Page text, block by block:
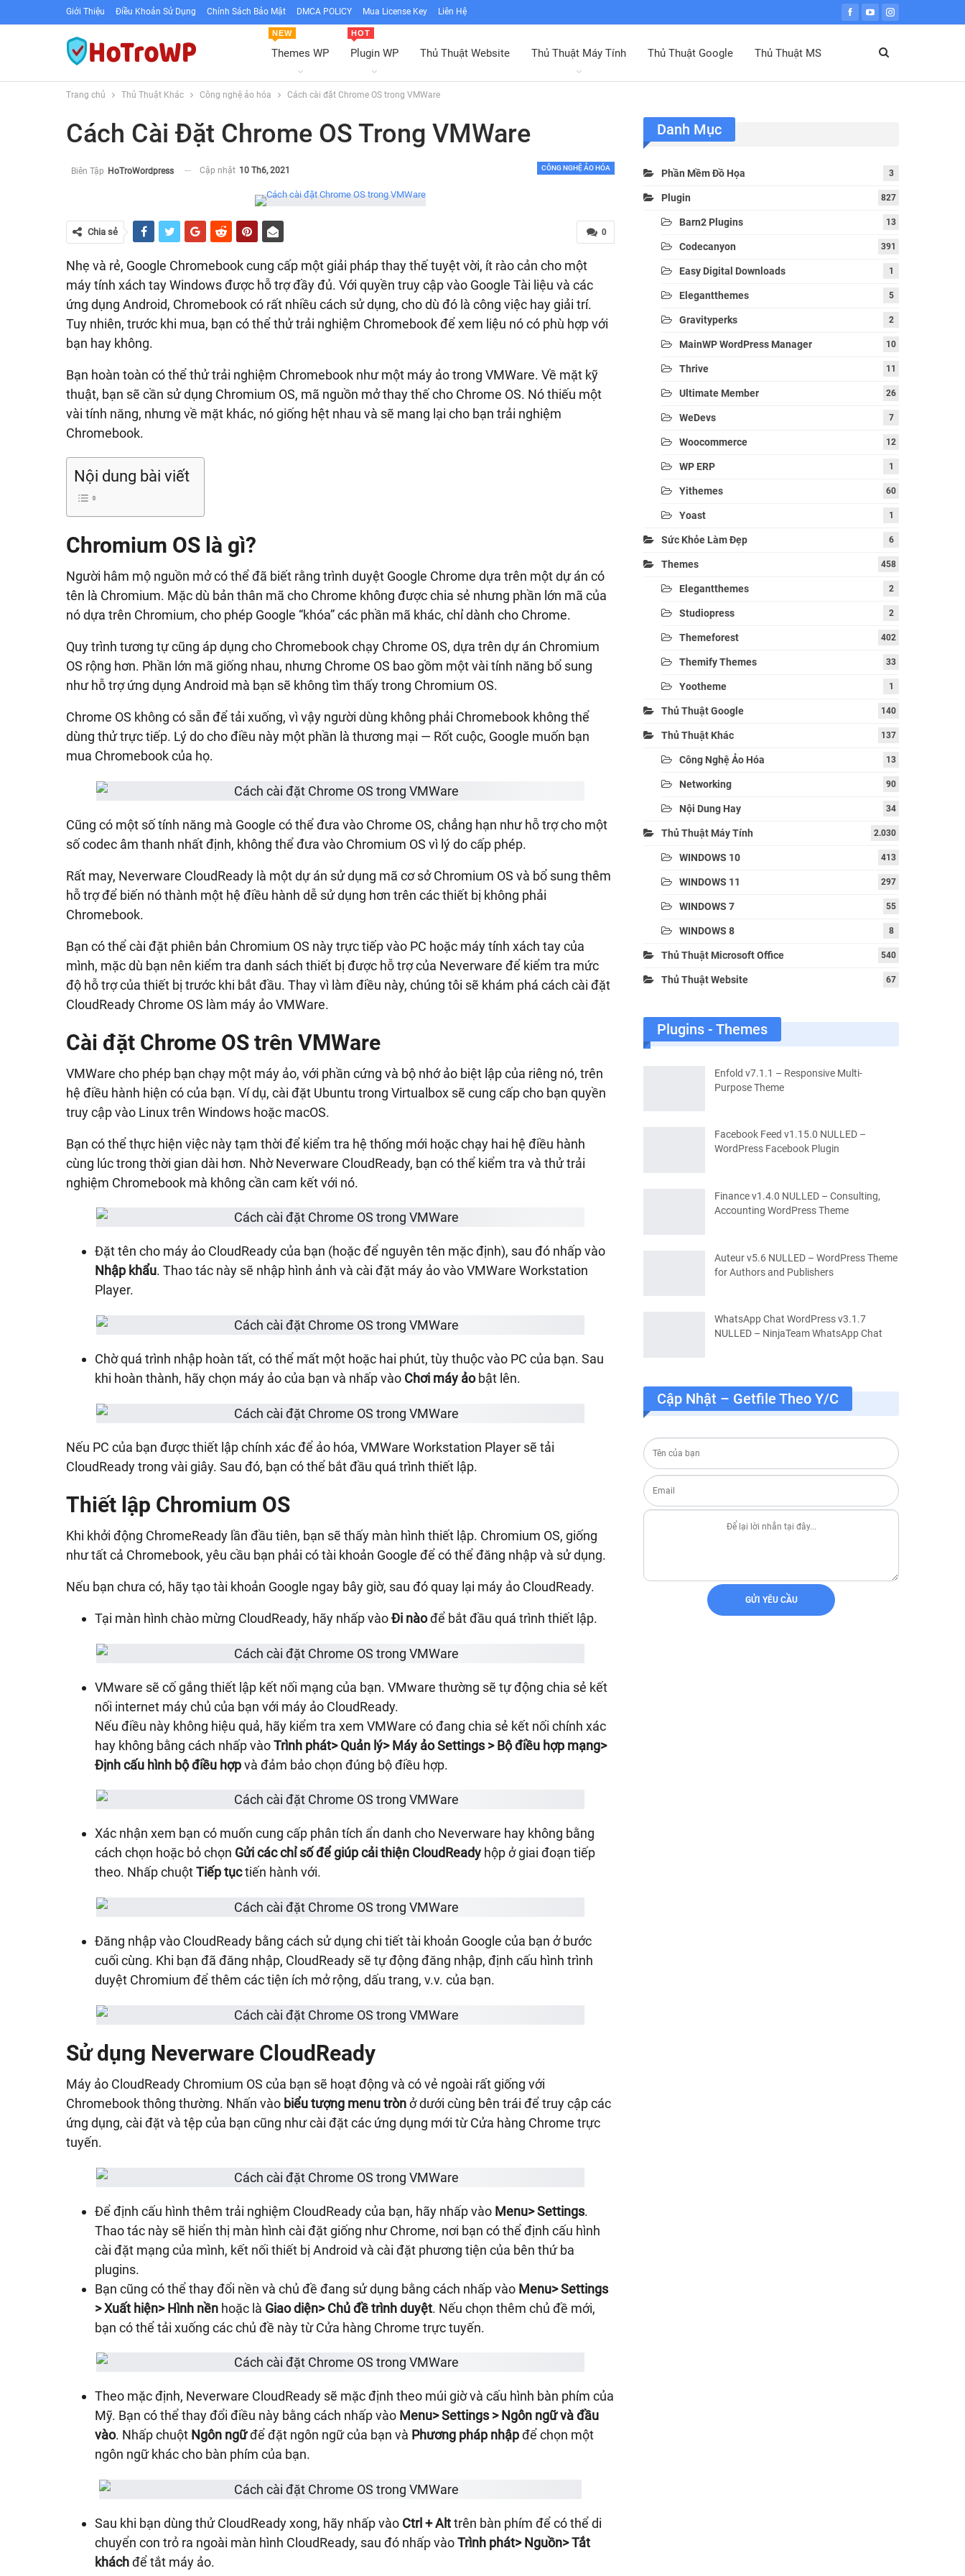
Giới Thiệu Điều Khoản Sử Dụng Chính Sách Bảo Mật DMCA POLICY Mua License Key Liên Hệ
Themes WP
NEW
Plugin WP
HOT
Thủ Thuật Website Thủ Thuật Máy Tính Thủ Thuật Google Thủ Thuật MS
Trang chủ Thủ Thuật Khác Công nghệ ảo hóa Cách cài đặt Chrome OS trong VMWare
Cách Cài Đặt Chrome OS Trong VMWare
CÔNG NGHỆ ẢO HÓA
Biên Tập HoTroWordpress Cập nhật 10 Th6, 2021
0
Chia sẻ
Nhẹ và rẻ, Google Chromebook cung cấp một giải pháp thay thế tuyệt vời, ít rào cản cho một
máy tính xách tay Windows được hỗ trợ đầy đủ. Với quyền truy cập vào Google Tài liệu và các
ứng dụng Android, Chromebook có rất nhiều cách sử dụng, cho dù đó là công việc hay giải trí.
Tuy nhiên, trước khi mua, bạn có thể thử trải nghiệm Chromebook để xem liệu nó có phù hợp với
bạn hay không.
Bạn hoàn toàn có thể thử trải nghiệm Chromebook như một máy ảo trong VMWare. Về mặt kỹ
thuật, bạn sẽ cần sử dụng Chromium OS, mã nguồn mở thay thế cho Chrome OS. Nó thiếu một
vài tính năng, nhưng về mặt khác, nó giống hệt nhau và sẽ mang lại cho bạn trải nghiệm
Chromebook.
Nội dung bài viết
Chromium OS là gì?
Người hâm mộ nguồn mở có thể đã biết rằng trình duyệt Google Chrome dựa trên một dự án có
tên là Chromium. Mặc dù bản thân mã cho Chrome không được chia sẻ nhưng phần lớn mã của
nó dựa trên Chromium, cho phép Google “khóa” các phần mã khác, chỉ dành cho Chrome.
Quy trình tương tự cũng áp dụng cho Chromebook chạy Chrome OS, dựa trên dự án Chromium
OS rộng hơn. Phần lớn mã giống nhau, nhưng Chrome OS bao gồm một vài tính năng bổ sung
như hỗ trợ ứng dụng Android mà bạn sẽ không tìm thấy trong Chromium OS.
Chrome OS không có sẵn để tải xuống, vì vậy người dùng không phải Chromebook không thể
dùng thử trực tiếp. Lý do cho điều này một phần là thương mại — Rốt cuộc, Google muốn bạn
mua Chromebook của họ.
Cũng có một số tính năng mà Google có thể đưa vào Chrome OS, chẳng hạn như hỗ trợ cho một
số codec âm thanh nhất định, không thể đưa vào Chromium OS vì lý do cấp phép.
Rất may, Neverware CloudReady là một dự án sử dụng mã cơ sở Chromium OS và bổ sung thêm
hỗ trợ để biến nó thành một hệ điều hành dễ sử dụng hơn trên các thiết bị không phải
Chromebook.
Bạn có thể cài đặt phiên bản Chromium OS này trực tiếp vào PC hoặc máy tính xách tay của
mình, mặc dù bạn nên kiểm tra danh sách thiết bị được hỗ trợ của Neverware để kiểm tra mức
độ hỗ trợ của thiết bị trước khi bắt đầu. Thay vì làm điều này, chúng tôi sẽ khám phá cách cài đặt
CloudReady Chrome OS làm máy ảo VMWare.
Cài đặt Chrome OS trên VMWare
VMWare cho phép bạn chạy một máy ảo, với phần cứng và bộ nhớ ảo biệt lập của riêng nó, trên
hệ điều hành hiện có của bạn. Ví dụ, cài đặt Ubuntu trong Virtualbox sẽ cung cấp cho bạn quyền
truy cập vào Linux trên Windows hoặc macOS.
Bạn có thể thực hiện việc này tạm thời để kiểm tra hệ thống mới hoặc chạy hai hệ điều hành
cùng lúc trong thời gian dài hơn. Nhờ Neverware CloudReady, bạn có thể kiểm tra và thử trải
nghiệm Chromebook mà không cần cam kết với nó.
Đặt tên cho máy ảo CloudReady của bạn (hoặc để nguyên tên mặc định), sau đó nhấp vào
Nhập khẩu. Thao tác này sẽ nhập hình ảnh và cài đặt máy ảo vào VMWare Workstation
Player.
Chờ quá trình nhập hoàn tất, có thể mất một hoặc hai phút, tùy thuộc vào PC của bạn. Sau
khi hoàn thành, hãy chọn máy ảo của bạn và nhấp vào Chơi máy ảobật lên.
Nếu PC của bạn được thiết lập chính xác để ảo hóa, VMWare Workstation Player sẽ tải
CloudReady trong vài giây. Sau đó, bạn có thể bắt đầu quá trình thiết lập.
Thiết lập Chromium OS
Khi khởi động ChromeReady lần đầu tiên, bạn sẽ thấy màn hình thiết lập. Chromium OS, giống
như tất cả Chromebook, yêu cầu bạn phải có tài khoản Google để có thể đăng nhập và sử dụng.
Nếu bạn chưa có, hãy tạo tài khoản Google ngay bây giờ, sau đó quay lại máy ảo CloudReady.
Tại màn hình chào mừng CloudReady, hãy nhấp vàoĐi nàođể bắt đầu quá trình thiết lập.
VMware sẽ cố gắng thiết lập kết nối mạng của bạn. VMware thường sẽ tự động chia sẻ kết
nối internet máy chủ của bạn với máy ảo CloudReady.
Nếu điều này không hiệu quả, hãy kiểm tra xem VMWare có đang chia sẻ kết nối chính xác
hay không bằng cách nhấp vàoTrình phát> Quản lý> Máy ảo Settings > Bộ điều hợp mạng>
Định cấu hình bộ điều hợpvà đảm bảo chọn đúng bộ điều hợp.
Xác nhận xem bạn có muốn cung cấp phân tích ẩn danh cho Neverware hay không bằng
cách chọn hoặc bỏ chọn Gửi các chỉ số để giúp cải thiện CloudReady hộp ở giai đoạn tiếp
theo. Nhấp chuộtTiếp tụctiến hành với.
Đăng nhập vào CloudReady bằng cách sử dụng chi tiết tài khoản Google của bạn ở bước
cuối cùng. Khi bạn đã đăng nhập, CloudReady sẽ tự động đăng nhập, định cấu hình trình
duyệt Chromium để thêm các tiện ích mở rộng, dấu trang, v.v. của bạn.
Sử dụng Neverware CloudReady
Máy ảo CloudReady Chromium OS của bạn sẽ hoạt động và có vẻ ngoài rất giống với
Chromebook thông thường. Nhấn vào biểu tượng menu trònở dưới cùng bên trái để truy cập các
ứng dụng, cài đặt và tệp của bạn cũng như cài đặt các ứng dụng mới từ Cửa hàng Chrome trực
tuyến.
Để định cấu hình thêm trải nghiệm CloudReady của bạn, hãy nhấp vào Menu> Settings.
Thao tác này sẽ hiển thị màn hình cài đặt giống như Chrome, nơi bạn có thể định cấu hình
cài đặt mạng của mình, kết nối thiết bị Android và cài đặt phương tiện của bên thứ ba
plugins.
Bạn cũng có thể thay đổi nền và chủ đề đang sử dụng bằng cách nhấp vào Menu> Settings
>Xuất hiện> Hình nền hoặc là Giao diện> Chủ đề trình duyệt. Nếu chọn thêm chủ đề mới,
bạn có thể tải xuống các chủ đề này từ Cửa hàng Chrome trực tuyến.
Theo mặc định, Neverware CloudReady sẽ mặc định theo múi giờ và cấu hình bàn phím của
Mỹ. Bạn có thể thay đổi điều này bằng cách nhấp vào Menu> Settings > Ngôn ngữ và đầu
vào. Nhấp chuột Ngôn ngữđể đặt ngôn ngữ của bạn và Phương pháp nhậpđể chọn một
ngôn ngữ khác cho bàn phím của bạn.
Sau khi bạn dùng thử CloudReady xong, hãy nhấp vào Ctrl + Alttrên bàn phím để có thể di
chuyển con trỏ ra ngoài màn hình CloudReady, sau đó nhấp vàoTrình phát> Nguồn> Tắt
kháchđể tắt máy ảo.
Danh Mục
Phần Mềm Đồ Họa 3
Plugin 827
Barn2 Plugins 13
Codecanyon 391
Easy Digital Downloads 1
Elegantthemes 5
Gravityperks 2
MainWP WordPress Manager 10
Thrive 11
Ultimate Member 26
WeDevs 7
Woocommerce 12
WP ERP 1
Yithemes 60
Yoast 1
Sức Khỏe Làm Đẹp 6
Themes 458
Elegantthemes 2
Studiopress 2
Themeforest 402
Themify Themes 33
Yootheme 1
Thủ Thuật Google 140
Thủ Thuật Khác 137
Công Nghệ Ảo Hóa 13
Networking 90
Nội Dung Hay 34
Thủ Thuật Máy Tính 2.030
WINDOWS 10 413
WINDOWS 11 297
WINDOWS 7 55
WINDOWS 8 8
Thủ Thuật Microsoft Office 540
Thủ Thuật Website 67
Plugins - Themes
Enfold v7.1.1 – Responsive Multi-
Purpose Theme
Facebook Feed v1.15.0 NULLED –
WordPress Facebook Plugin
Finance v1.4.0 NULLED – Consulting,
Accounting WordPress Theme
Auteur v5.6 NULLED – WordPress Theme
for Authors and Publishers
WhatsApp Chat WordPress v3.1.7
NULLED – NinjaTeam WhatsApp Chat
Cập Nhật – Getfile Theo Y/c